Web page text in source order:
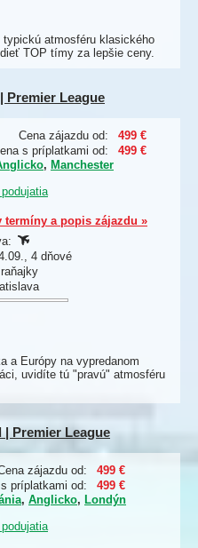
atmosféru klasického
TOP tímy za lepšie ceny.
Premier League
Cena zájazdu od:
499 €
s príplatkami od:
499 €
, Manchester
termíny a popis zájazdu »
4 dňové
a Európy na vypredanom
uvidíte tú "pravú" atmosféru
| Premier League
zájazdu od:
499 €
príplatkami od:
499 €
, Anglicko, Londýn